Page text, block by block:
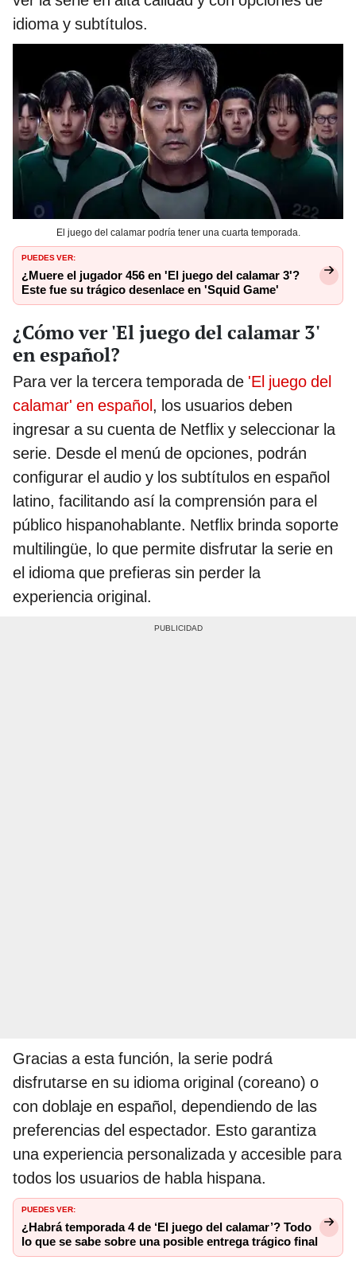
idioma y subtítulos.
El juego del calamar podría tener una cuarta temporada.
PUEDES VER:
¿Muere el jugador 456 en 'El juego del calamar 3'?
Este fue su trágico desenlace en 'Squid Game'
¿Cómo ver 'El juego del calamar 3'
en español?
Para ver la tercera temporada de 'El juego del
calamar' en español, los usuarios deben
ingresar a su cuenta de Netflix y seleccionar la
serie. Desde el menú de opciones, podrán
configurar el audio y los subtítulos en español
latino, facilitando así la comprensión para el
público hispanohablante. Netflix brinda soporte
multilingüe, lo que permite disfrutar la serie en
el idioma que prefieras sin perder la
experiencia original.
Gracias a esta función, la serie podrá
disfrutarse en su idioma original (coreano) o
con doblaje en español, dependiendo de las
preferencias del espectador. Esto garantiza
una experiencia personalizada y accesible para
todos los usuarios de habla hispana.
PUEDES VER:
¿Habrá temporada 4 de ‘El juego del calamar’? Todo
lo que se sabe sobre una posible entrega trágico final